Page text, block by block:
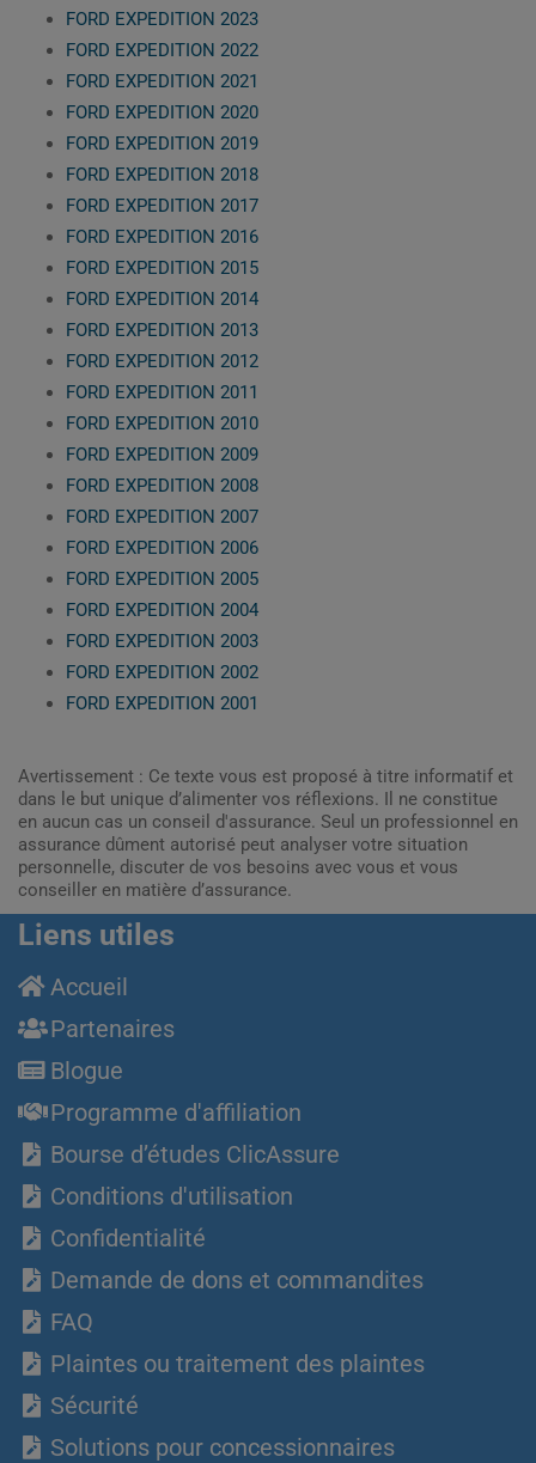
FORD EXPEDITION 2023
FORD EXPEDITION 2022
FORD EXPEDITION 2021
FORD EXPEDITION 2020
FORD EXPEDITION 2019
FORD EXPEDITION 2018
FORD EXPEDITION 2017
FORD EXPEDITION 2016
FORD EXPEDITION 2015
FORD EXPEDITION 2014
FORD EXPEDITION 2013
FORD EXPEDITION 2012
FORD EXPEDITION 2011
FORD EXPEDITION 2010
FORD EXPEDITION 2009
FORD EXPEDITION 2008
FORD EXPEDITION 2007
FORD EXPEDITION 2006
FORD EXPEDITION 2005
FORD EXPEDITION 2004
FORD EXPEDITION 2003
FORD EXPEDITION 2002
FORD EXPEDITION 2001
Avertissement : Ce texte vous est proposé à titre informatif et
dans le but unique d’alimenter vos réflexions. Il ne constitue
en aucun cas un conseil d'assurance. Seul un professionnel en
assurance dûment autorisé peut analyser votre situation
personnelle, discuter de vos besoins avec vous et vous
conseiller en matière d’assurance.
Liens utiles
Accueil
Partenaires
Blogue
Programme d'affiliation
Bourse d’études ClicAssure
Conditions d'utilisation
Confidentialité
Demande de dons et commandites
FAQ
Plaintes ou traitement des plaintes
Sécurité
Solutions pour concessionnaires